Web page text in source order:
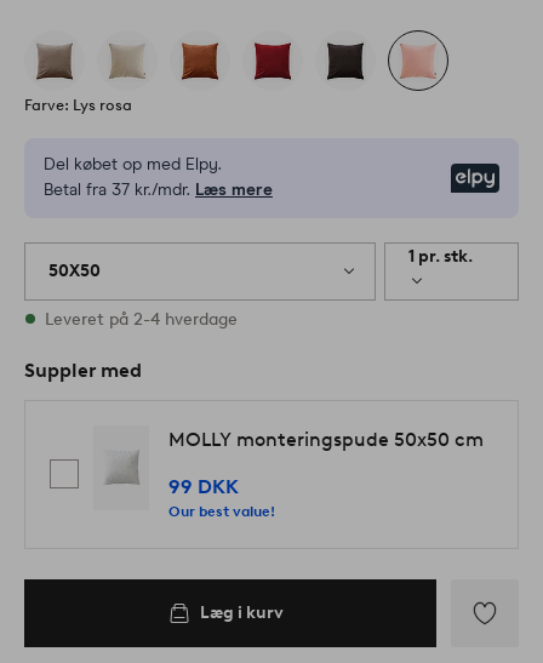
Farve: Lys rosa
Del købet op med Elpy.
Betal fra 37 kr./mdr. Læs mere
50X50
1 pr. stk.
På lager
Leveret på 2-4 hverdage
Suppler med
MOLLY monteringspude 50x50 cm
99 DKK
Our best value!
Læg i kurv